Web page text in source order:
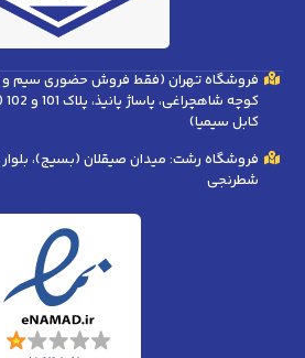
فروشگاه تهران (فقط فروش حضوری سیم و
کابل سیمیا)
فروشگاه رشت: میدان صیقلان (بسیج)، بلوار
شطرنجی